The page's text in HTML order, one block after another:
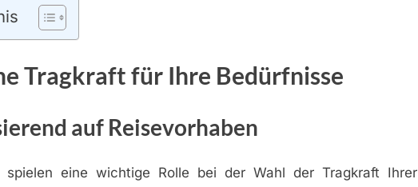
Tragkraft für Ihre Bedürfnisse
auf Reisevorhaben
spielen eine wichtige Rolle bei der Wahl der Tragkraft Ihrer